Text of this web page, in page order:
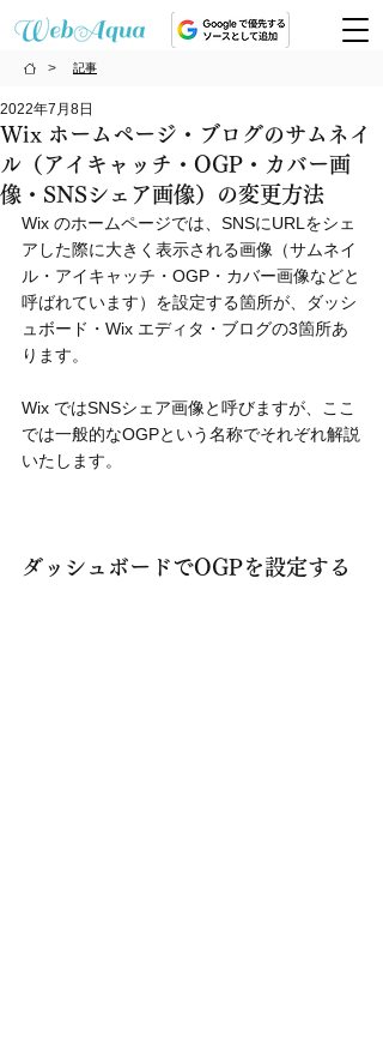
> 記事
Wix ホームページ・ブログのサムネイ
ル（アイキャッチ・OGP・カバー画
像・SNSシェア画像）の変更方法
2022年7月8日
Wix のホームページでは、SNSにURLをシェ
アした際に大きく表示される画像（サムネイ
ル・アイキャッチ・OGP・カバー画像などと
呼ばれています）を設定する箇所が、ダッシ
ュボード・Wix エディタ・ブログの3箇所あ
ります。
Wix ではSNSシェア画像と呼びますが、ここ
では一般的なOGPという名称でそれぞれ解説
いたします。
ダッシュボードでOGPを設定する